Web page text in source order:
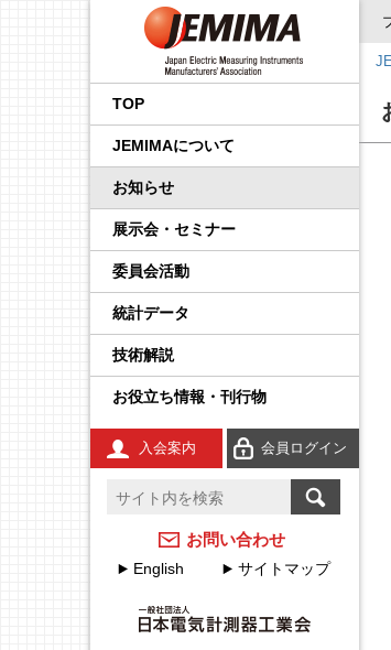
TOP
JEMIMAについて
会長挨拶
事業内容
国内外規制動向調査事業
国際標準化推進事業
技術開発テーマの探索事
広報事業
セミナー事業
会員一覧
品目から探す
役員一覧
定款・財務情報
ト
JEMIMA会報
アクセスマップ
後援・協賛の申請
JEMIMA会報への広告掲
載
JEMIMA主要行事（会員
お知らせ
プレスリリース
JEMIMAより
展示会・セミナー
展示会
セミナー・講演会
委員会活動
企画運営会議
IoT イノベーション推進委
基本機能部会
調査・統計委員会
広報委員会
IIFES推進WG
計測展 OSAKA 実行委員
会
製品安全・EMC委員会
輸出管理委員会
資材調達委員会
環境グリーン委員会
政策課題部会
エネルギー・イノベーシ
先端技術調査委員会
産業計測機器・システム
製品別部会
校正事業委員会
防爆計測委員会
電力量計委員会
電子測定器委員会
温度計測委員会
統計データ
技術解説
プロセス計測制御機器の
FA計測制御機器の技術解
説
電子応用計測ガイド
環境計測器の技術解説
放射線計測ガイド
工業用無線
安全計装システム（SIS）
温度計測のFAQ
お役立ち情報・刊行物
学生の皆さんへ
コンシェルジュ
JEMIMAのSDGsビジョン
刊行物
工業会規格
調査報告書
JCSSコーナー
JCSS（トレーサビリティ
JCSS（ISO/IEC 17025認
定）
よくある質問
登録事業者検索
JCSSに関する刊行物
JCSSリンク
JCSS連絡会のご案内
計測器メーカーのJCSS校
JEMIMAのJCSSの取組
JEMIMA JCSS校正サービ
IEC規格ドラフトの審議情
IEC概要
IEC TC一覧／IEC用語
動
入会案内
会員ログイン
お問い合わせ
English サイトマップ